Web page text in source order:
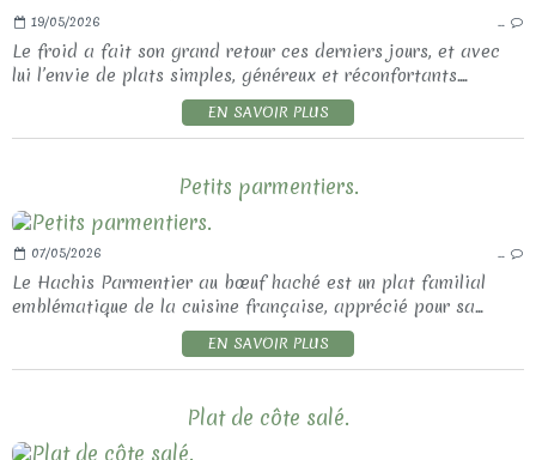
19/05/2026 …
Le froid a fait son grand retour ces derniers jours, et avec
lui l’envie de plats simples, généreux et réconfortants....
EN SAVOIR PLUS
Petits parmentiers.
07/05/2026 …
Le Hachis Parmentier au bœuf haché est un plat familial
emblématique de la cuisine française, apprécié pour sa...
EN SAVOIR PLUS
Plat de côte salé.